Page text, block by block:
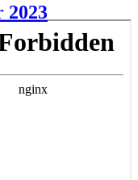
2023